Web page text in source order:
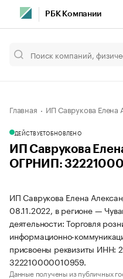
РБК Компании
Главная ИП Саврукова Елена
ДЕЙСТВУЕТОБНОВЛЕНО
ИП Саврукова
ОГРНИП:
ИП Саврукова Елена
08.11.2022, в регионе —
деятельности: Торговля
информационно-
присвоены реквизиты
322210000010959.
Данные получены из публичных